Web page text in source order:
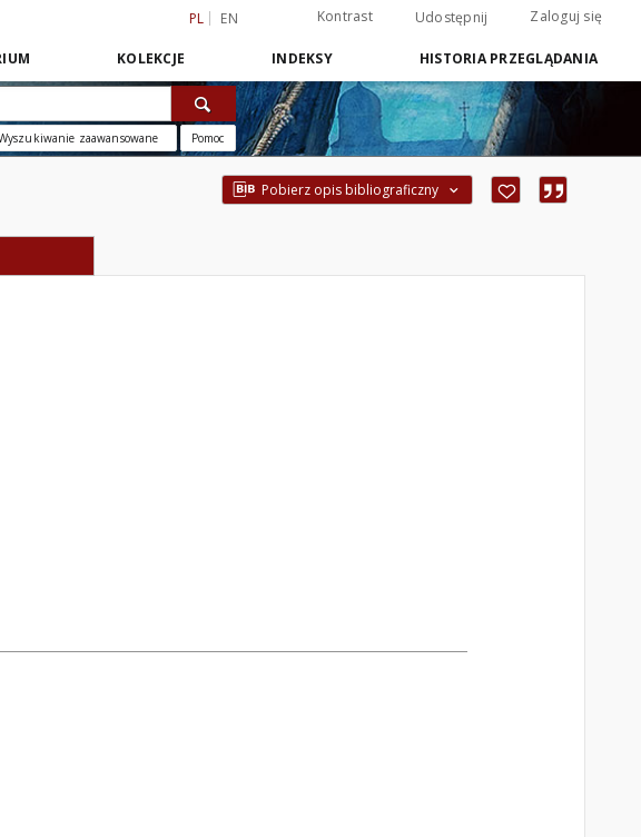
PL EN Kontrast Udostępnij Zaloguj się
KOLEKCJE INDEKSY HISTORIA PRZEGLĄDANIA
zaawansowane Pomoc
Pobierz opis bibliograficzny